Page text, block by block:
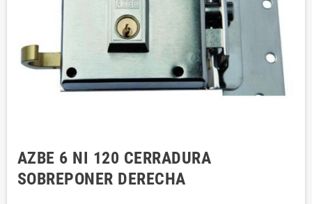
AZBE 6 NI 120 CERRADURA
SOBREPONER DERECHA